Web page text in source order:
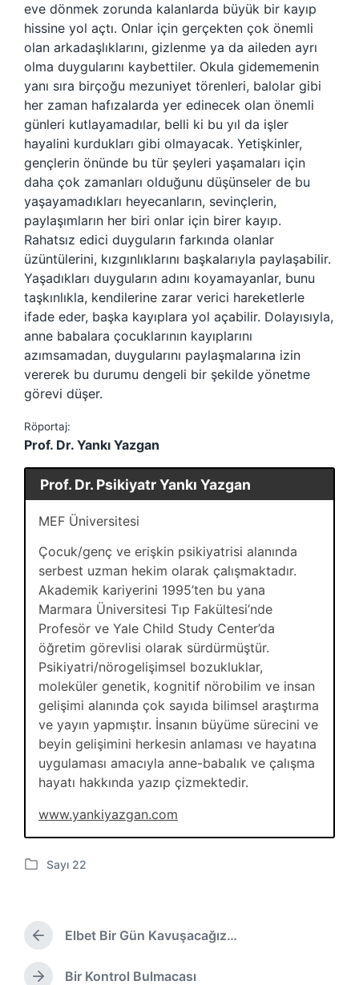
eve dönmek zorunda kalanlarda büyük bir kayıp
hissine yol açtı. Onlar için gerçekten çok önemli
olan arkadaşlıklarını, gizlenme ya da aileden ayrı
olma duygularını kaybettiler. Okula gidememenin
yanı sıra birçoğu mezuniyet törenleri, balolar gibi
her zaman hafızalarda yer edinecek olan önemli
günleri kutlayamadılar, belli ki bu yıl da işler
hayalini kurdukları gibi olmayacak. Yetişkinler,
gençlerin önünde bu tür şeyleri yaşamaları için
daha çok zamanları olduğunu düşünseler de bu
yaşayamadıkları heyecanların, sevinçlerin,
paylaşımların her biri onlar için birer kayıp.
Rahatsız edici duyguların farkında olanlar
üzüntülerini, kızgınlıklarını başkalarıyla paylaşabilir.
Yaşadıkları duyguların adını koyamayanlar, bunu
taşkınlıkla, kendilerine zarar verici hareketlerle
ifade eder, başka kayıplara yol açabilir. Dolayısıyla,
anne babalara çocuklarının kayıplarını
azımsamadan, duygularını paylaşmalarına izin
vererek bu durumu dengeli bir şekilde yönetme
görevi düşer.
Röportaj:
Prof. Dr. Yankı Yazgan
Prof. Dr. Psikiyatr Yankı Yazgan
MEF Üniversitesi
Çocuk/genç ve erişkin psikiyatrisi alanında
serbest uzman hekim olarak çalışmaktadır.
Akademik kariyerini 1995’ten bu yana
Marmara Üniversitesi Tıp Fakültesi’nde
Profesör ve Yale Child Study Center’da
öğretim görevlisi olarak sürdürmüştür.
Psikiyatri/nörogelişimsel bozukluklar,
moleküler genetik, kognitif nörobilim ve insan
gelişimi alanında çok sayıda bilimsel araştırma
ve yayın yapmıştır. İnsanın büyüme sürecini ve
beyin gelişimini herkesin anlaması ve hayatına
uygulaması amacıyla anne-babalık ve çalışma
hayatı hakkında yazıp çizmektedir.
www.yankiyazgan.com
P
e
i
Sayı 22
Ö
n
c
Elbet Bir Gün Kavuşacağız…
Bir Kontrol Bulmacası